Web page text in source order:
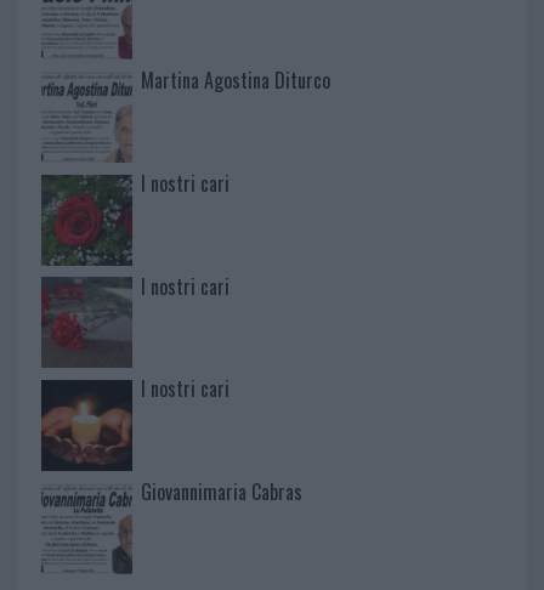
Martina Agostina Diturco
I nostri cari
I nostri cari
I nostri cari
Giovannimaria Cabras